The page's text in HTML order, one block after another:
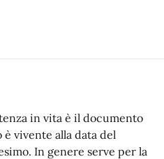
in vita è il documento
vivente alla data del
In genere serve per la